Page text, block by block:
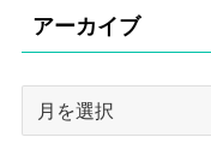
ー
アーカイブ